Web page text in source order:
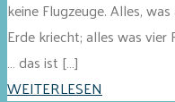
keine Flugzeuge. Alles,
Erde kriecht; alles was
… das ist […]
WEITERLESEN